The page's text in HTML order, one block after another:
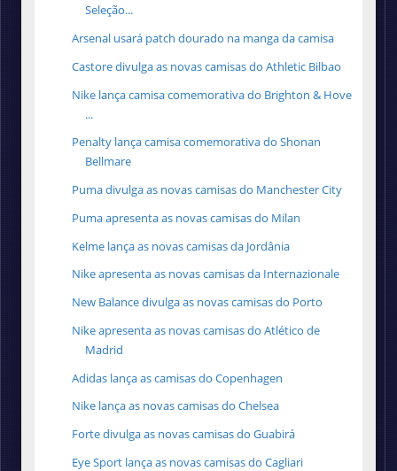
Seleção...
Arsenal usará patch dourado na manga da camisa
Castore divulga as novas camisas do Athletic Bilbao
Nike lança camisa comemorativa do Brighton & Hove
...
Penalty lança camisa comemorativa do Shonan
Bellmare
Puma divulga as novas camisas do Manchester City
Puma apresenta as novas camisas do Milan
Kelme lança as novas camisas da Jordânia
Nike apresenta as novas camisas da Internazionale
New Balance divulga as novas camisas do Porto
Nike apresenta as novas camisas do Atlético de
Madrid
Adidas lança as camisas do Copenhagen
Nike lança as novas camisas do Chelsea
Forte divulga as novas camisas do Guabirá
Eye Sport lança as novas camisas do Cagliari